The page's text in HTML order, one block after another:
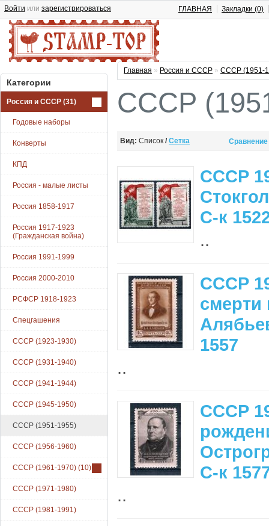
Войти или зарегистрироваться ГЛАВНАЯ Закладки (0)
Категории
Россия и СССР (31)
Годовые наборы
Конверты
КПД
Россия - малые листы
Россия 1858-1917
Россия 1917-1923
(Гражданская война)
Россия 1991-1999
Россия 2000-2010
РСФСР 1918-1923
Спецгашения
СССР (1923-1930)
СССР (1931-1940)
СССР (1941-1944)
СССР (1945-1950)
СССР (1951-1955)
СССР (1956-1960)
СССР (1961-1970) (10)
СССР (1971-1980)
СССР (1981-1991)
Главная » Россия и СССР » СССР (1951-
СССР
Вид: Список / Сетка Сравнение
СССР
С-к
..
СССР
смерти
1557
..
СССР
С-к
..